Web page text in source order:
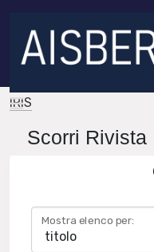
IRIS
Scorri Rivista
Mostra elenco per: